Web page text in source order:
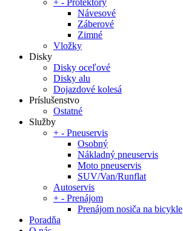
+ - Protektory
Návesové
Záberové
Zimné
Vložky
Disky
Disky oceľové
Disky alu
Dojazdové kolesá
Príslušenstvo
Ostatné
Služby
+ - Pneuservis
Osobný
Nákladný pneuservis
Moto pneuservis
SUV/Van/Runflat
Autoservis
+ - Prenájom
Prenájom nosiča na bicykle
Poradňa